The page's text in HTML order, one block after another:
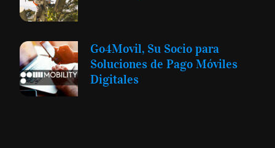
Go4Movil, Su Socio para
Soluciones de Pago Móviles
Digitales